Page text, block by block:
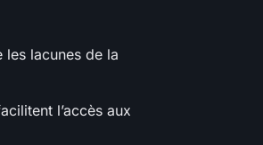
lacunes de la
l’accès aux